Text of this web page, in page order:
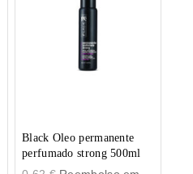
Black Oleo permanente
perfumado strong 500ml